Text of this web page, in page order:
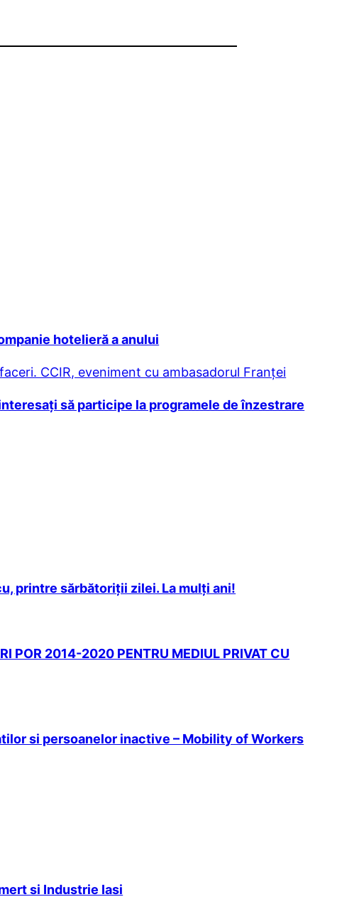
hotelieră a anului
CCIR, eveniment cu ambasadorul Franței
să participe la programele de înzestrare
printre sărbătoriţii zilei. La mulţi ani!
POR 2014-2020 PENTRU MEDIUL PRIVAT CU
si persoanelor inactive – Mobility of Workers
si Industrie Iasi